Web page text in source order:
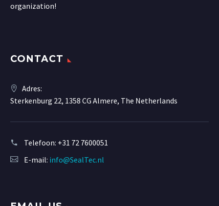
organization!
CONTACT
Adres:
Sterkenburg 22, 1358 CG Almere, The Netherlands
Telefoon: +31 72 7600051
E-mail: info@SealTec.nl